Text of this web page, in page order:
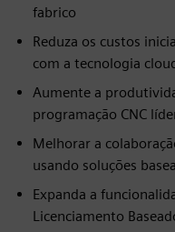
fabrico
Reduza os custos
com a tecnologia
Aumente a
programação CNC
Melhorar a
usando soluções
Expanda a
Licenciamento